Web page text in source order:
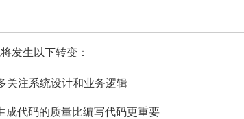
发生以下转变：
关注系统设计和业务逻辑
成代码的质量比编写代码更重要